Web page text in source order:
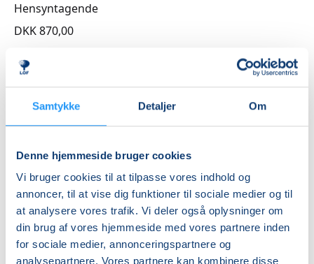
Samtykke Detaljer Om
Denne hjemmeside bruger cookies
Vi bruger cookies til at tilpasse vores indhold og
annoncer, til at vise dig funktioner til sociale medier og til
at analysere vores trafik. Vi deler også oplysninger om
din brug af vores hjemmeside med vores partnere inden
for sociale medier, annonceringspartnere og
analysepartnere. Vores partnere kan kombinere disse
Hensyntagende
DKK 870,00
Info
onsdag 19.08.2026, kl. 09.00 - 10.30
Sidste mødegang
onsdag 28.10.2026, kl. 09.00 - 10.30
Antal mødegange
10 mødegange